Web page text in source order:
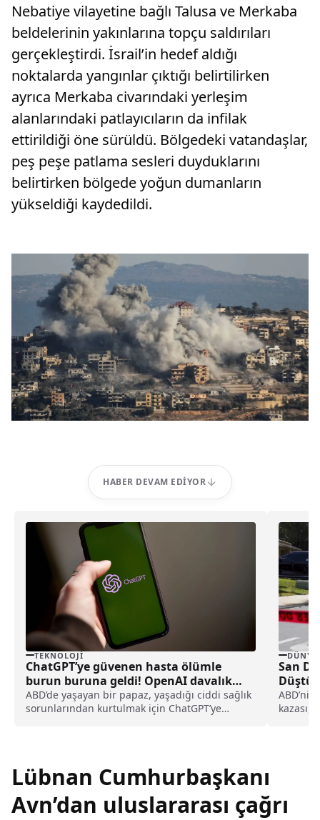
Nebatiye vilayetine bağlı Talusa ve Merkaba
beldelerinin yakınlarına topçu saldırıları
gerçekleştirdi. İsrail’in hedef aldığı
noktalarda yangınlar çıktığı belirtilirken
ayrıca Merkaba civarındaki yerleşim
alanlarındaki patlayıcıların da infilak
ettirildiği öne sürüldü. Bölgedeki vatandaşlar,
peş peşe patlama sesleri duyduklarını
belirtirken bölgede yoğun dumanların
yükseldiği kaydedildi.
HABER DEVAM EDIYOR
TEKNOLOJI
ChatGPT’ye güvenen hasta ölümle
burun buruna geldi! OpenAI davalık
oldu
ABD’de yaşayan bir papaz, yaşadığı ciddi sağlık
sorunlarından kurtulmak için ChatGPT’ye
DÜNYA
San
Düştü:
kazası,
Lübnan Cumhurbaşkanı
Avn’dan uluslararası çağrı